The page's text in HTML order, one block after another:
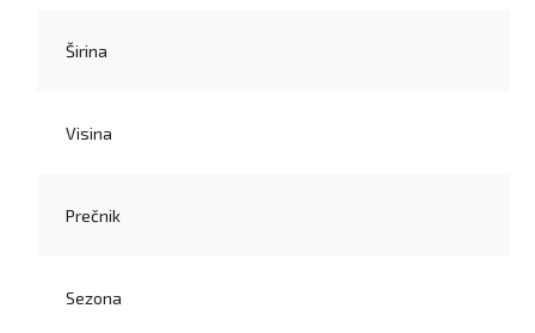
Širina
Visina
Prečnik
Sezona